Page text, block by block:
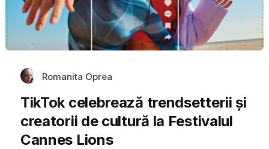
Romanita Oprea
TikTok celebrează trendsetterii și
creatorii de cultură la Festivalul
Cannes Lions